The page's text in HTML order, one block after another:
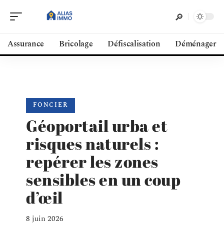
Assurance Bricolage Défiscalisation Déménager
FONCIER
Géoportail urba et
risques naturels :
repérer les zones
sensibles en un coup
d’œil
8 juin 2026